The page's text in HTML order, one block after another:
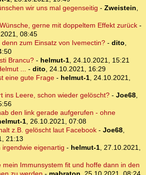
wir uns mal gegenseitig - Zweistein,
gerne mit doppeltem Effekt zurück-
08:45
denn zum Einsatz von Ivemectin?- dito,
Brancu?- helmut-1, 24.10.2021, 15:21
... - dito, 24.10.2021, 16:29
eine gute Frage- helmut-1, 24.10.2021,
ins Leere, schon wieder gelöscht?- Joe68,
den link gerade aufgerufen - ohne
1, 26.10.2021, 07:08
z.B. gelöscht laut Facebook- Joe68,
21:13
irgendwie eigenartig - helmut-1, 27.10.2021,
mein Immunsystem fit und hoffe dann in den